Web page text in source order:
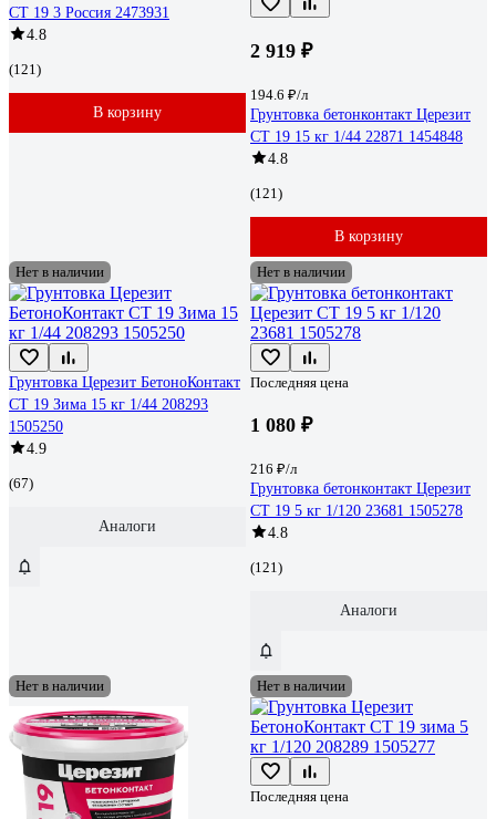
CT 19 3 Россия 2473931
4.8
(121)
В корзину
2 919 ₽
194.6 ₽/л
Грунтовка бетонконтакт Церезит
CT 19 15 кг 1/44 22871 1454848
4.8
(121)
В корзину
Нет в наличии
Грунтовка Церезит БетоноКонтакт
CT 19 Зима 15 кг 1/44 208293
1505250
4.9
(67)
Аналоги
Нет в наличии
Последняя цена
1 080 ₽
216 ₽/л
Грунтовка бетонконтакт Церезит
CT 19 5 кг 1/120 23681 1505278
4.8
(121)
Аналоги
Нет в наличии Нет в наличии
Последняя цена